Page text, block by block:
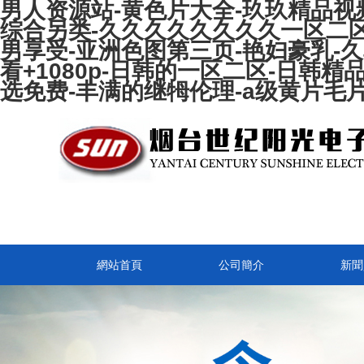
男人资源站-黄色片大全-玖玖精品
综合另类-久久久久久久久久一区二
男享受-亚洲色图第三页-艳妇豪乳-
看+1080p-日韩的一区二区-日韩精
选免费-丰满的继牳伦理-a级黄片毛
網站首頁 公司簡介 新